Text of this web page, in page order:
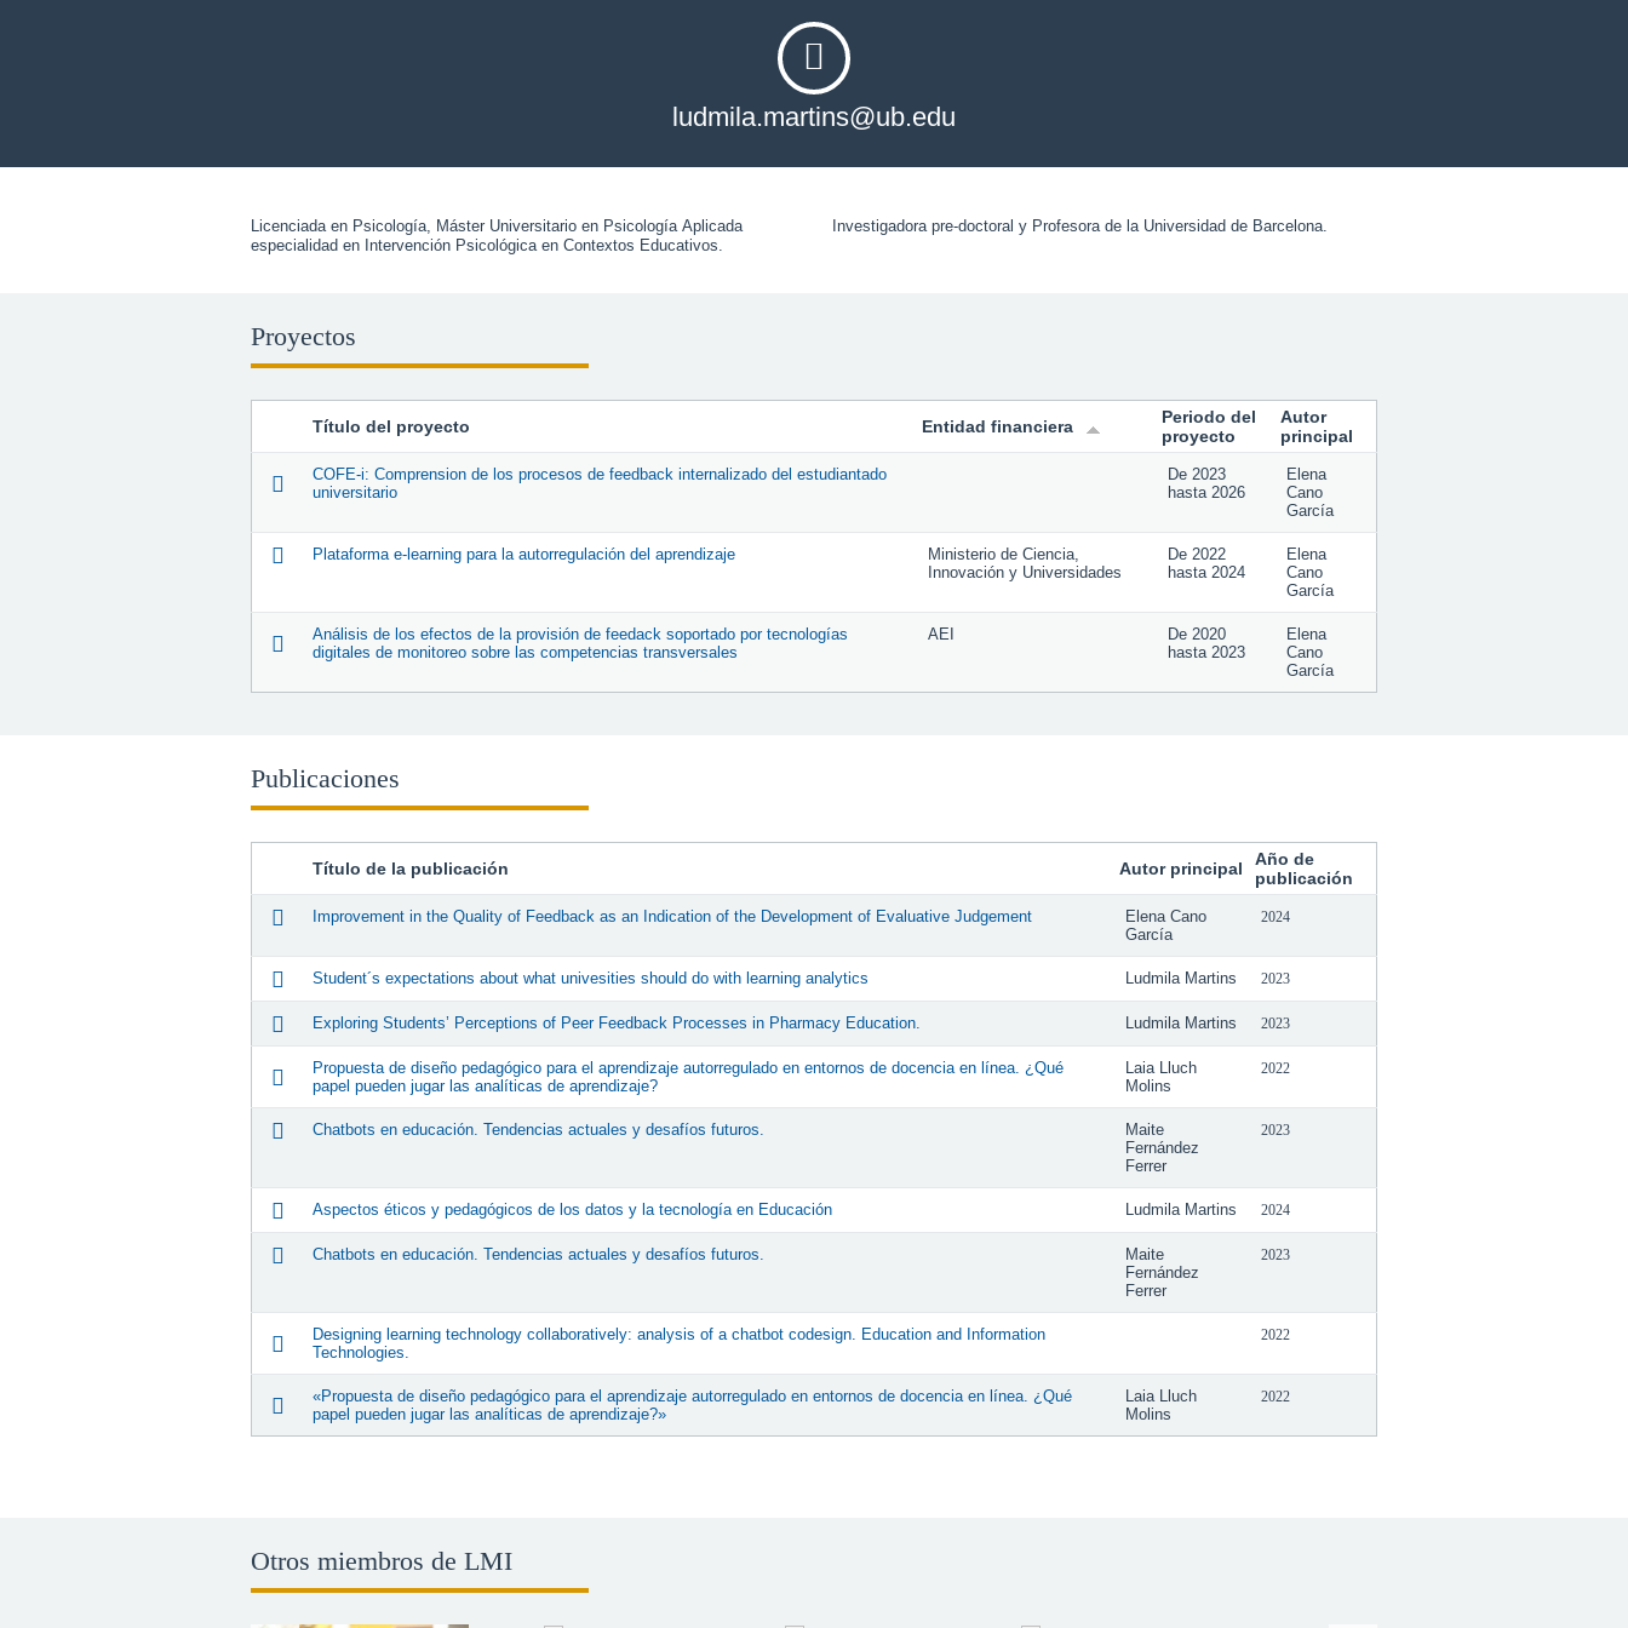
ludmila.martins@ub.edu
Licenciada en Psicología, Máster Universitario en Psicología Aplicada
especialidad en Intervención Psicológica en Contextos Educativos.
Investigadora pre-doctoral y Profesora de la Universidad de Barcelona.
Proyectos
Título del proyecto Entidad financiera
Periodo del
proyecto
Autor
principal
COFE-i: Comprension de los procesos de feedback internalizado del estudiantado
universitario
De 2023
hasta 2026
Elena
Cano
García
Plataforma e-learning para la autorregulación del aprendizaje
Ministerio de Ciencia,
Innovación y Universidades
De 2022
hasta 2024
Elena
Cano
García
Análisis de los efectos de la provisión de feedack soportado por tecnologías
digitales de monitoreo sobre las competencias transversales
AEI De 2020
hasta 2023
Elena
Cano
García
Publicaciones
Título de la publicación Autor principal
Año de
publicación
Improvement in the Quality of Feedback as an Indication of the Development of Evaluative Judgement
Elena Cano
García
2024
Student´s expectations about what univesities should do with learning analytics Ludmila Martins 2023
Exploring Students’ Perceptions of Peer Feedback Processes in Pharmacy Education. Ludmila Martins 2023
Propuesta de diseño pedagógico para el aprendizaje autorregulado en entornos de docencia en línea. ¿Qué
papel pueden jugar las analíticas de aprendizaje?
Laia Lluch
Molins
2022
Chatbots en educación. Tendencias actuales y desafíos futuros.
Maite
Fernández
Ferrer
2023
Aspectos éticos y pedagógicos de los datos y la tecnología en Educación Ludmila Martins 2024
Chatbots en educación. Tendencias actuales y desafíos futuros.
Maite
Fernández
Ferrer
2023
Designing learning technology collaboratively: analysis of a chatbot codesign. Education and Information
Technologies.
2022
«Propuesta de diseño pedagógico para el aprendizaje autorregulado en entornos de docencia en línea. ¿Qué
papel pueden jugar las analíticas de aprendizaje?»
Laia Lluch
Molins
2022
Otros miembros de LMI